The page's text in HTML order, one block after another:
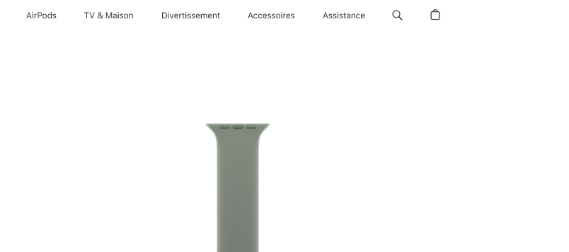
AirPods TV & Maison Divertissements Accessoires Assistance